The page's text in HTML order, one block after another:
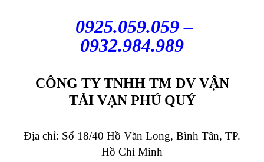
0925.059.059 –
0932.984.989
CÔNG TY TNHH TM DV VẬN
TẢI VẠN PHÚ QUÝ
Địa chỉ: Số 18/40 Hồ Văn Long, Bình Tân, TP.
Hồ Chí Minh